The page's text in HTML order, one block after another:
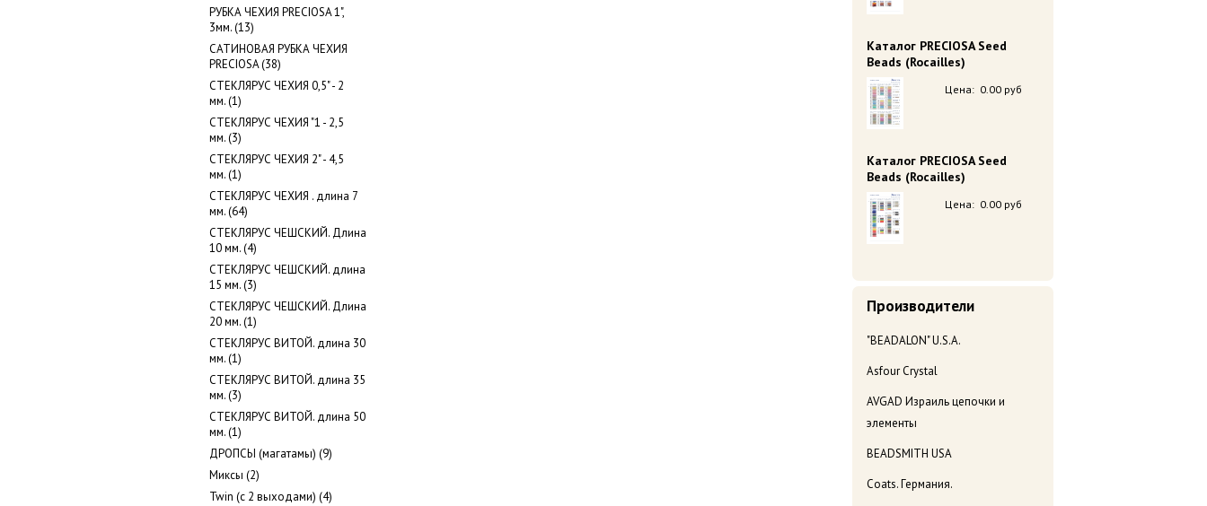
Каталог PRECIOSA Seed
Beads (Rocailles)
Цена: 0.00 руб
Каталог PRECIOSA Seed
Beads (Rocailles)
Цена: 0.00 руб
Производители
"BEADALON" U.S.A.
Asfour Crystal
AVGAD Израиль цепочки и
элементы
BEADSMITH USA
Coats. Германия.
РУБКА ЧЕХИЯ PRECIOSA 1",
3мм. (13)
САТИНОВАЯ РУБКА ЧЕХИЯ
PRECIOSA (38)
СТЕКЛЯРУС ЧЕХИЯ 0,5" - 2
мм. (1)
СТЕКЛЯРУС ЧЕХИЯ "1 - 2,5
мм. (3)
СТЕКЛЯРУС ЧЕХИЯ 2" - 4,5
мм. (1)
СТЕКЛЯРУС ЧЕХИЯ . длина 7
мм. (64)
СТЕКЛЯРУС ЧЕШСКИЙ. Длина
10 мм. (4)
СТЕКЛЯРУС ЧЕШСКИЙ. длина
15 мм. (3)
СТЕКЛЯРУС ЧЕШСКИЙ. Длина
20 мм. (1)
СТЕКЛЯРУС ВИТОЙ. длина 30
мм. (1)
СТЕКЛЯРУС ВИТОЙ. длина 35
мм. (3)
СТЕКЛЯРУС ВИТОЙ. длина 50
мм. (1)
ДРОПСЫ (магатамы) (9)
Миксы (2)
Twin (с 2 выходами) (4)